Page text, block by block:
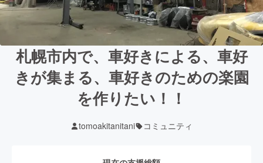
札幌市内で、車好きによる、車好
きが集まる、車好きのための楽園
を作りたい！！
tomoakitanitani コミュニティ